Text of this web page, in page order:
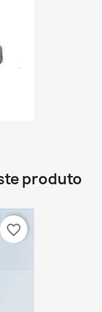
produto
favorite_border